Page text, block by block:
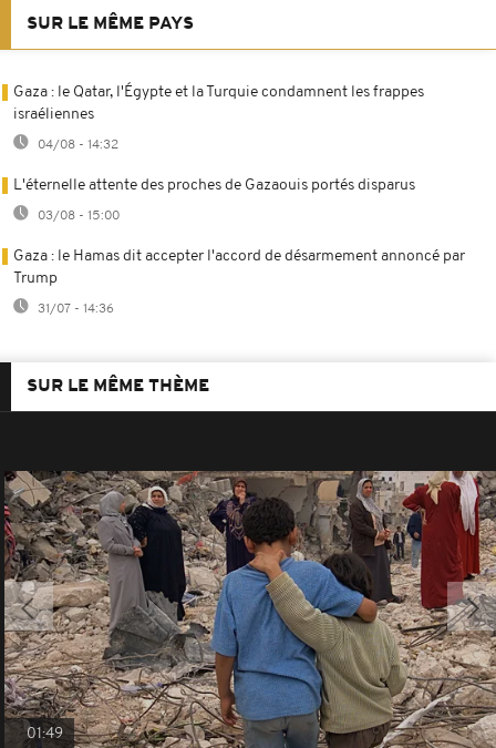
SUR LE MÊME PAYS
Gaza : le Qatar, l'Égypte et la Turquie condamnent les frappes
israéliennes
04/08 - 14:32
L'éternelle attente des proches de Gazaouis portés disparus
03/08 - 15:00
Gaza : le Hamas dit accepter l'accord de désarmement annoncé par
Trump
31/07 - 14:36
SUR LE MÊME THÈME
01:49